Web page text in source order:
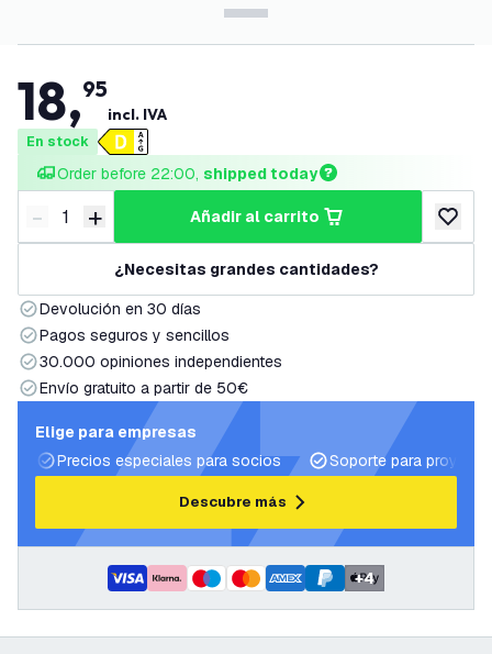
18,95
incl. IVA
En stock
Order before 22:00, shipped today
Disminuir cantidad
- Aumentar cantidad
+ añadir al carrito
añadir
¿Necesitas grandes cantidades?
Devolución en 30 días
Pagos seguros y sencillos
30.000 opiniones independientes
Envío gratuito a partir de 50€
Elige para empresas
Precios especiales para socios
Soporte para
Descubre más
+4